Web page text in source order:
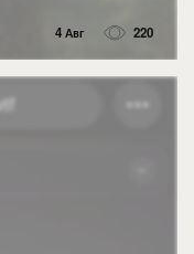
4 Авг 220